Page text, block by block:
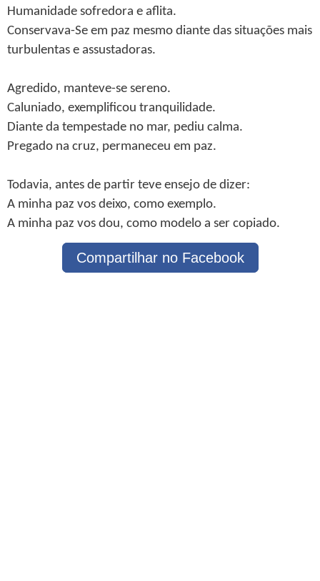
Humanidade sofredora e aflita.
Conservava-Se em paz mesmo diante das situações mais
turbulentas e assustadoras.
Agredido, manteve-se sereno.
Caluniado, exemplificou tranquilidade.
Diante da tempestade no mar, pediu calma.
Pregado na cruz, permaneceu em paz.
Todavia, antes de partir teve ensejo de dizer:
A minha paz vos deixo, como exemplo.
A minha paz vos dou, como modelo a ser copiado.
Compartilhar no Facebook